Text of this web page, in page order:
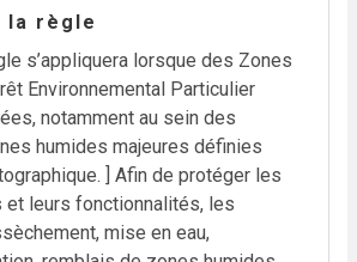
la règle
s’appliquera lorsque des Zones
Environnemental Particulier
notamment au sein des
humides majeures définies
] Afin de protéger les
et leurs fonctionnalités, les
mise en eau,